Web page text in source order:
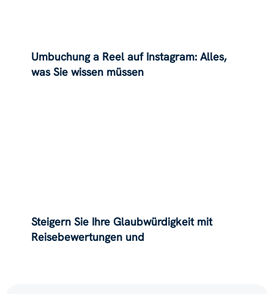
Umbuchung a Reel auf Instagram: Alles,
was Sie wissen müssen
Steigern Sie Ihre Glaubwürdigkeit mit
Reisebewertungen und